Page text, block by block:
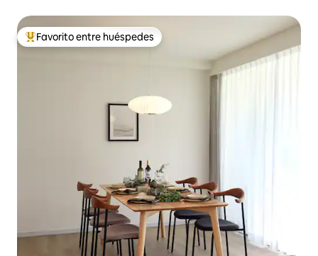
Favorito entre huéspedes preferido
Favorito entre huéspedes